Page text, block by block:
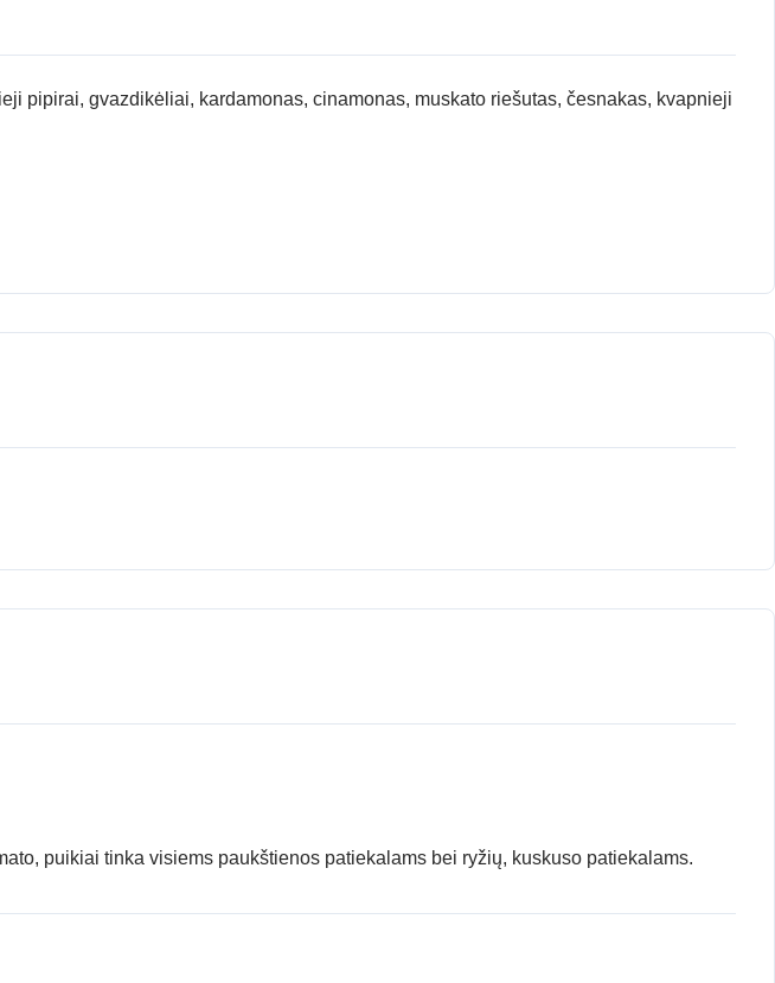
pipirai, gvazdikėliai, kardamonas, cinamonas, muskato riešutas, česnakas, kvapnieji
puikiai tinka visiems paukštienos patiekalams bei ryžių, kuskuso patiekalams.